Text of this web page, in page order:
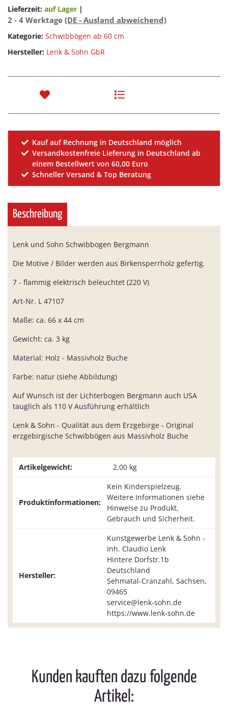
Lieferzeit: auf Lager |
2 - 4 Werktage (DE - Ausland abweichend)
Kategorie: Schwibbögen ab 60 cm
Hersteller: Lenk & Sohn GbR
Kauf auf Rechnung in Deutschland möglich
Versandkostenfreie Lieferung in Deutschland ab
einem Bestellwert von 60,00 Euro
Schneller Versand & Top Beratung
Beschreibung
Lenk und Sohn Schwibbogen Bergmann
Die Motive / Bilder werden aus Birkensperrholz gefertig.
7 - flammig elektrisch beleuchtet (220 V)
Art-Nr. L 47107
Maße: ca. 66 x 44 cm
Gewicht: ca. 3 kg
Material: Holz - Massivholz Buche
Farbe: natur (siehe Abbildung)
Auf Wunsch ist der Lichterbogen Bergmann auch USA
tauglich als 110 V Ausführung erhältlich
Lenk & Sohn - Qualität aus dem Erzgebirge - Original
erzgebirgische Schwibbögen aus Massivholz Buche
Artikelgewicht: 2,00 kg
Produktinformationen:
Kein Kinderspielzeug.
Weitere Informationen siehe
Hinweise zu Produkt,
Gebrauch und Sicherheit.
Hersteller:
Kunstgewerbe Lenk & Sohn -
Inh. Claudio Lenk
Hintere Dorfstr.1b
Deutschland
Sehmatal-Cranzahl, Sachsen,
09465
service@lenk-sohn.de
https://www.lenk-sohn.de
Kunden kauften dazu folgende
Artikel: